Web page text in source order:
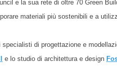
e la sua rete di oltre 70 Green
materiali più sostenibili e a
specialisti di progettazione e
e lo studio di architettura e design